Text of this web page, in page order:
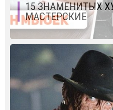
15 ЗНАМЕНИТЫХ
МАСТЕРСКИЕ